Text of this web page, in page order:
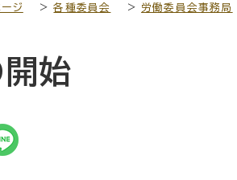
ージ >各種委員会 > 労働委員会事務局
始